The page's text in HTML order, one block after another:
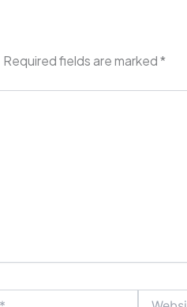
Required fields are marked*